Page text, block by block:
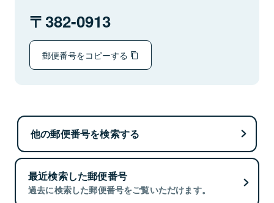
382-0913
郵便番号をコピーする
他の郵便番号を検索する
最近検索した郵便番号
過去に検索した郵便番号をご覧いただけます。